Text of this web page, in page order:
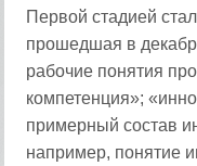
Первой стадией
прошедшая в
рабочие понятия
компетенция»;
примерный состав
например, понятие